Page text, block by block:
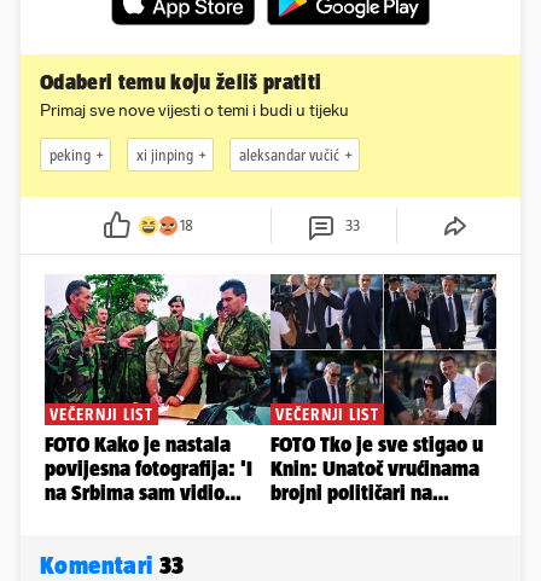
Odaberi temu koju želiš pratiti
Primaj sve nove vijesti o temi i budi u tijeku
peking xi jinping aleksandar vučić
18 33
Komentari 33